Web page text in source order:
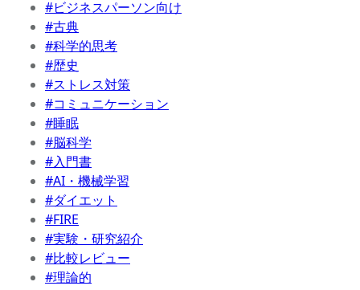
#ビジネスパーソン向け
#古典
#科学的思考
#歴史
#ストレス対策
#コミュニケーション
#睡眠
#脳科学
#入門書
#AI・機械学習
#ダイエット
#FIRE
#実験・研究紹介
#比較レビュー
#理論的